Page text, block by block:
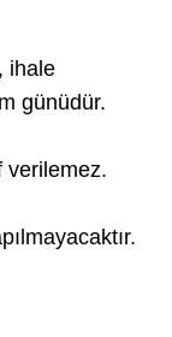
ihale
günüdür.
verilemez.